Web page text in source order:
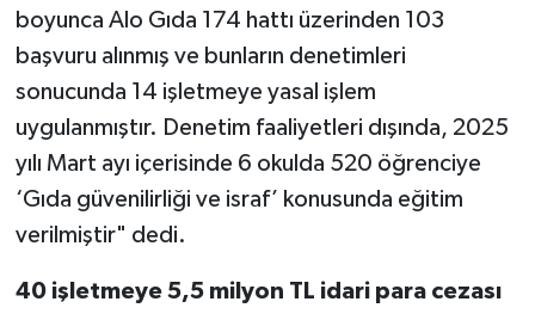
boyunca Alo Gıda 174 hattı üzerinden 103
başvuru alınmış ve bunların denetimleri
sonucunda 14 işletmeye yasal işlem
uygulanmıştır. Denetim faaliyetleri dışında, 2025
yılı Mart ayı içerisinde 6 okulda 520 öğrenciye
‘Gıda güvenilirliği ve israf’ konusunda eğitim
verilmiştir" dedi.
40 işletmeye 5,5 milyon TL idari para cezası